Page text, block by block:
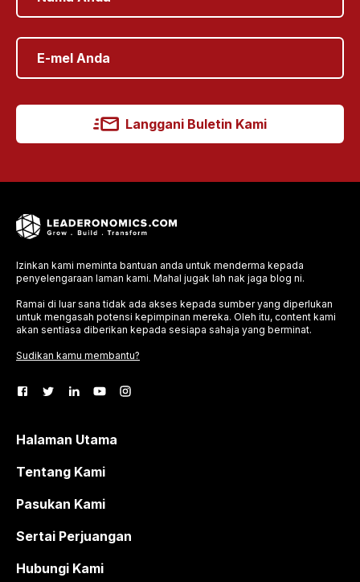
Langgani Buletin Kami
Izinkan kami meminta bantuan anda untuk menderma kepada
penyelengaraan laman kami. Mahal jugak lah nak jaga blog ni.
Ramai di luar sana tidak ada akses kepada sumber yang diperlukan
untuk mengasah potensi kepimpinan mereka. Oleh itu, content kami
akan sentiasa diberikan kepada sesiapa sahaja yang berminat.
Sudikan kamu membantu?
Halaman Utama
Tentang Kami
Pasukan Kami
Sertai Perjuangan
Hubungi Kami